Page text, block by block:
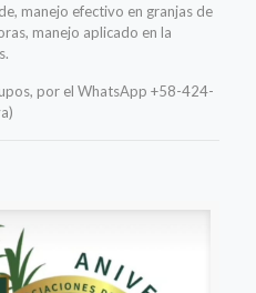
manejo efectivo en granjas de
manejo aplicado en la
por el WhatsApp +58-424-